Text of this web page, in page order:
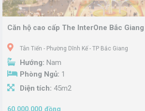
Căn hộ cao cấp The InterOne Bắc Giang
Tân Tiến - Phường Dĩnh Kế - TP Bắc Giang
Hướng: Nam
Phòng Ngủ: 1
Diện tích: 45m2
60.000.000 đồng